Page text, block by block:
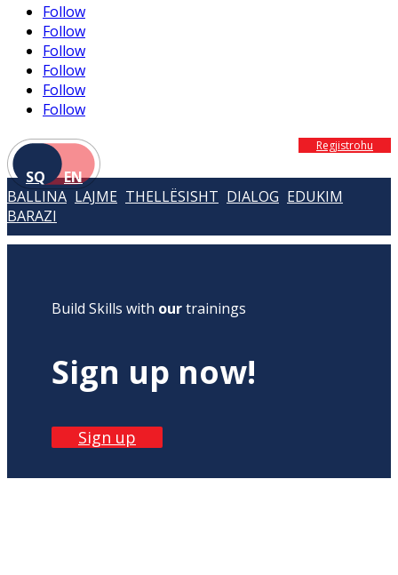
Follow
Follow
Follow
Follow
Follow
Follow
SQ EN
Regjistrohu
BALLINA LAJME THELLËSISHT DIALOG EDUKIM
BARAZI
Build Skills with ourtrainings
Sign up now!
Sign up